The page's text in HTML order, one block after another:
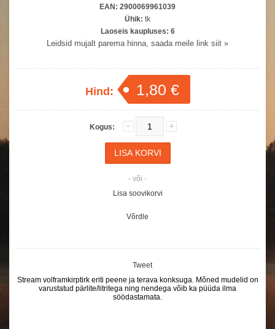
EAN: 2900069961039
Ühik: tk
Laoseis kaupluses: 6
Leidsid mujalt parema hinna, saada meile link siit »
Hind: 1,80 €
Kogus:
- või -
Lisa soovikorvi
Võrdle
Tweet
Stream volframkirptirk eriti peene ja terava konksuga. Mõned mudelid on
varustatud pärlite/litritega ning nendega võib ka püüda ilma
söödastamata.